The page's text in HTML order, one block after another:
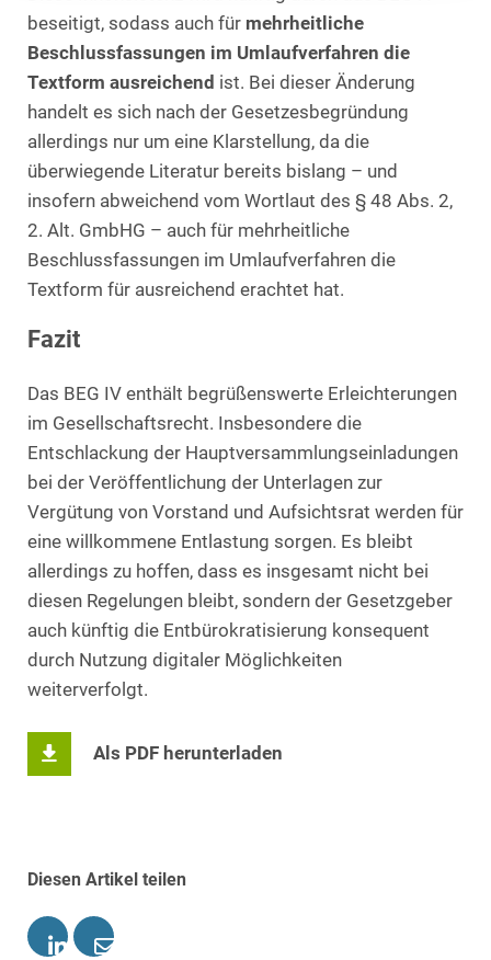
beseitigt, sodass auch für mehrheitliche
Beschlussfassungen im Umlaufverfahren die
Textform ausreichend ist. Bei dieser Änderung
handelt es sich nach der Gesetzesbegründung
allerdings nur um eine Klarstellung, da die
überwiegende Literatur bereits bislang – und
insofern abweichend vom Wortlaut des § 48 Abs. 2,
2. Alt. GmbHG – auch für mehrheitliche
Beschlussfassungen im Umlaufverfahren die
Textform für ausreichend erachtet hat.
Fazit
Das BEG IV enthält begrüßenswerte Erleichterungen
im Gesellschaftsrecht. Insbesondere die
Entschlackung der Hauptversammlungseinladungen
bei der Veröffentlichung der Unterlagen zur
Vergütung von Vorstand und Aufsichtsrat werden für
eine willkommene Entlastung sorgen. Es bleibt
allerdings zu hoffen, dass es insgesamt nicht bei
diesen Regelungen bleibt, sondern der Gesetzgeber
auch künftig die Entbürokratisierung konsequent
durch Nutzung digitaler Möglichkeiten
weiterverfolgt.
Als PDF herunterladen
Diesen Artikel teilen